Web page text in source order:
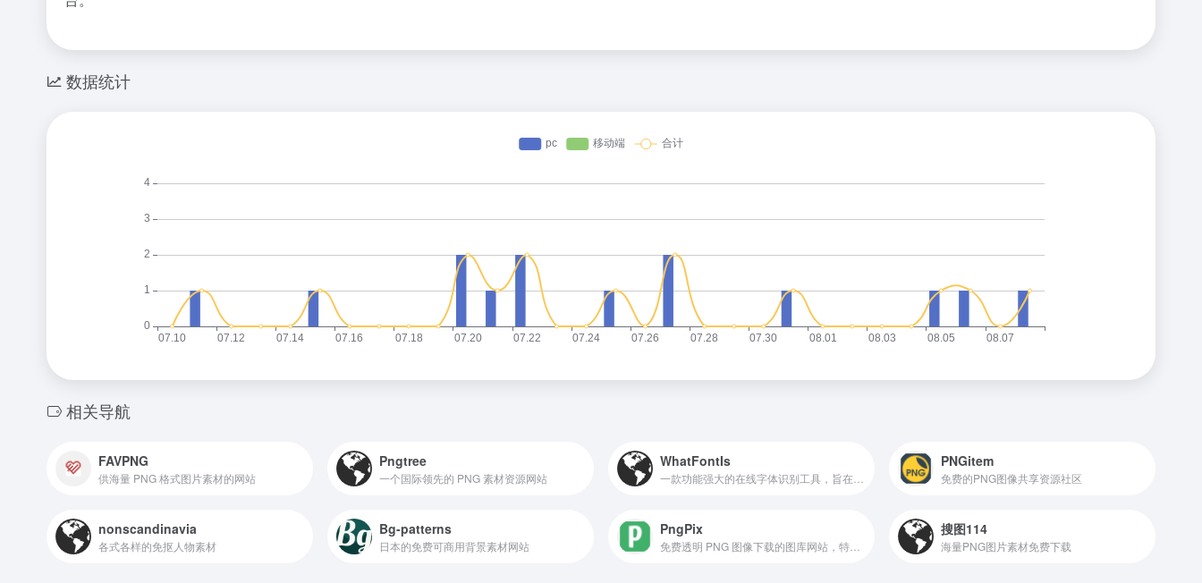
数据统计
相关导航
FAVPNG
供海量 PNG 格式图片素材的网站
Pngtree
一个国际领先的 PNG 素材资源网站
WhatFontIs PNGitem
免费的PNG图像共享资源社区
nonscandinavia
各式各样的免抠人物素材
Bg-patterns
日本的免费可商用背景素材网站
PngPix 搜图114
海量PNG图片素材免费下载